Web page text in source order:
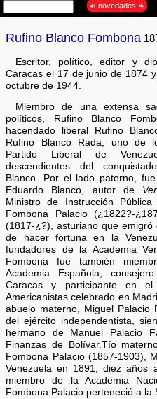
Rufino Blanco Fombona
Escritor, político, editor y
Caracas el 17 de junio de 1874
octubre de 1944.
Miembro de una extensa
políticos, Rufino Blanco
hacendado liberal Rufino
Rufino Blanco Rada, uno de
Partido Liberal de
descendientes del
Blanco. Por el lado paterno,
Eduardo Blanco, autor de
Ministro de Instrucción
Fombona Palacio (¿1822?-
(1817-¿?), asturiano que
de hacer fortuna en la
fundadores de la Academia
Fombona fue también
Academia Española,
Caracas y participante en
Americanistas celebrado en
abuelo materno, Miguel Palacio
del ejército independentista,
hermano de Manuel Palacio
Finanzas de Bolívar.Tío
Fombona Palacio (1857-1903),
Venezuela en 1891, diez años
miembro de la Academia
Fombona Palacio perteneció a la